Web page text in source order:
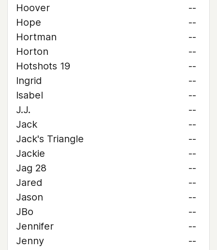
Hoover
--
Hope
--
Hortman
--
Horton
--
Hotshots 19
--
Ingrid
--
Isabel
--
J.J.
--
Jack
--
Jack's Triangle
--
Jackie
--
Jag 28
--
Jared
--
Jason
--
JBo
--
Jennifer
--
Jenny
--